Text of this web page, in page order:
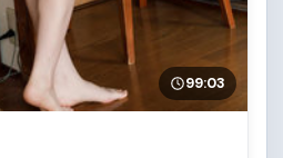
99:03